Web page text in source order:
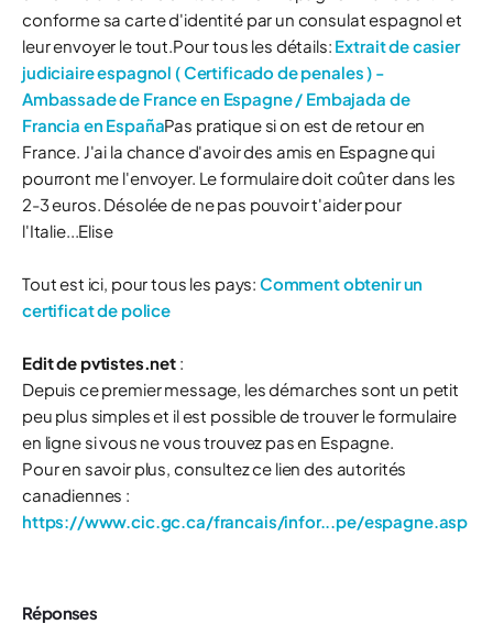
conforme sa carte d'identité par un consulat espagnol et
leur envoyer le tout.Pour tous les détails: Extrait de casier
judiciaire espagnol ( Certificado de penales ) -
Ambassade de France en Espagne / Embajada de
Francia en EspañaPas pratique si on est de retour en
France. J'ai la chance d'avoir des amis en Espagne qui
pourront me l'envoyer. Le formulaire doit coûter dans les
2-3 euros. Désolée de ne pas pouvoir t'aider pour
l'Italie...Elise
Tout est ici, pour tous les pays: Comment obtenir un
certificat de police
Edit de pvtistes.net :
Depuis ce premier message, les démarches sont un petit
peu plus simples et il est possible de trouver le formulaire
en ligne si vous ne vous trouvez pas en Espagne.
Pour en savoir plus, consultez ce lien des autorités
canadiennes :
https://www.cic.gc.ca/francais/infor...pe/espagne.asp
Réponses